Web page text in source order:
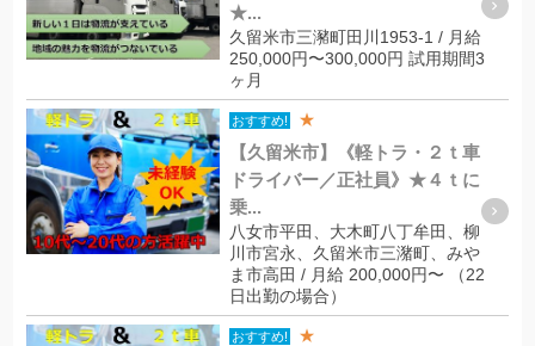
★...
久留米市三瀦町田川1953-1 / 月給
250,000円〜300,000円 試用期間3
ヶ月
おすすめ! ★
【久留米市】《軽トラ・２ｔ車
ドライバー／正社員》★４ｔに
乗...
八女市平田、大木町八丁牟田、柳
川市宮永、久留米市三潴町、みや
ま市高田 / 月給 200,000円〜 （22
日出勤の場合）
おすすめ! ★